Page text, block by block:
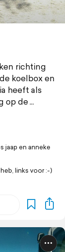
richting
koelbox en
heeft als
op de
jaap en anneke
links voor :-)